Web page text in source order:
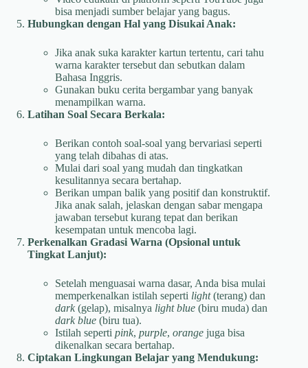
bisa menjadi sumber belajar yang bagus.
Hubungkan dengan Hal yang Disukai Anak:
Jika anak suka karakter kartun tertentu, cari tahu
warna karakter tersebut dan sebutkan dalam
Bahasa Inggris.
Gunakan buku cerita bergambar yang banyak
menampilkan warna.
Latihan Soal Secara Berkala:
Berikan contoh soal-soal yang bervariasi seperti
yang telah dibahas di atas.
Mulai dari soal yang mudah dan tingkatkan
kesulitannya secara bertahap.
Berikan umpan balik yang positif dan konstruktif.
Jika anak salah, jelaskan dengan sabar mengapa
jawaban tersebut kurang tepat dan berikan
kesempatan untuk mencoba lagi.
Perkenalkan Gradasi Warna (Opsional untuk
Tingkat Lanjut):
Setelah menguasai warna dasar, Anda bisa mulai
memperkenalkan istilah seperti light(terang) dan
dark(gelap), misalnya light blue (biru muda) dan
dark blue (biru tua).
Istilah seperti pink, purple, orange juga bisa
dikenalkan secara bertahap.
Ciptakan Lingkungan Belajar yang Mendukung: